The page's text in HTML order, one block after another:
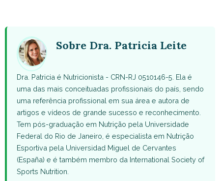
Sobre Dra. Patricia Leite
Dra. Patricia é Nutricionista - CRN-RJ 0510146-5. Ela é
uma das mais conceituadas profissionais do país, sendo
uma referência profissional em sua área e autora de
artigos e vídeos de grande sucesso e reconhecimento.
Tem pós-graduação em Nutrição pela Universidade
Federal do Rio de Janeiro, é especialista em Nutrição
Esportiva pela Universidad Miguel de Cervantes
(España) e é também membro da International Society of
Sports Nutrition.